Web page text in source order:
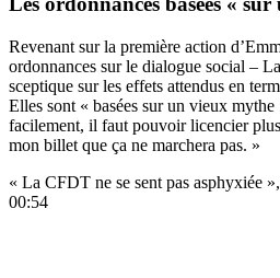
Revenant sur la première action
ordonnances sur le dialogue social –
sceptique sur les effets attendus en
Elles sont « basées sur un vieux
facilement, il faut pouvoir licencier
mon billet que ça ne marchera pas. »
« La CFDT ne se sent pas asphyxiée
00:54